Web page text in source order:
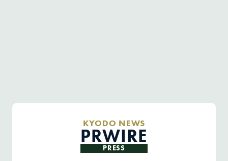
KYODO NEWS
PRWIRE
PRESS